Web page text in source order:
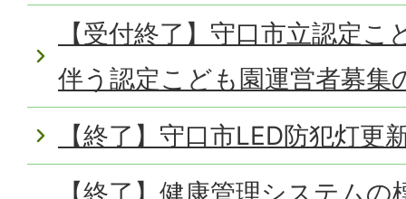
【受付終了】守口市立認定
伴う認定こども園運営者募集
【終了】守口市LED防犯灯更
【終了】健康管理システム